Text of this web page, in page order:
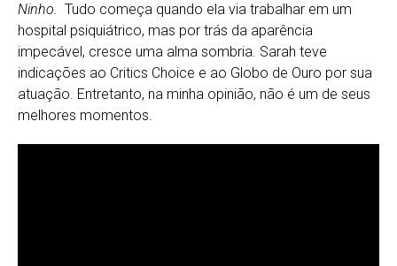
Ninho. Tudo começa quando ela via trabalhar em um
hospital psiquiátrico, mas por trás da aparência
impecável, cresce uma alma sombria. Sarah teve
indicações ao Critics Choice e ao Globo de Ouro por sua
atuação. Entretanto, na minha opinião, não é um de seus
melhores momentos.